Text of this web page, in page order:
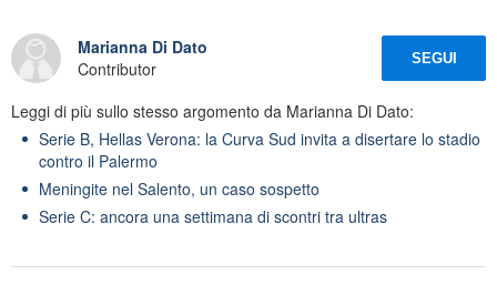
Marianna Di Dato
Contributor
SEGUI
Leggi di più sullo stesso argomento da Marianna Di Dato:
Serie B, Hellas Verona: la Curva Sud invita a disertare lo stadio
contro il Palermo
Meningite nel Salento, un caso sospetto
Serie C: ancora una settimana di scontri tra ultras